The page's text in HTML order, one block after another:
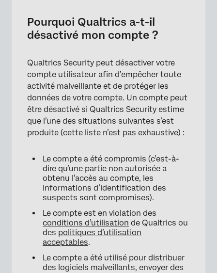
Pourquoi Qualtrics a-t-il
désactivé mon compte ?
Qualtrics Security peut désactiver votre
compte utilisateur afin d’empêcher toute
activité malveillante et de protéger les
données de votre compte. Un compte peut
être désactivé si Qualtrics Security estime
que l’une des situations suivantes s’est
produite (cette liste n’est pas exhaustive) :
Le compte a été compromis (c’est-à-
dire qu’une partie non autorisée a
obtenu l’accès au compte, les
informations d’identification des
suspects sont compromises).
Le compte est en violation des
conditions d’utilisation de Qualtrics ou
des politiques d’utilisation
acceptables.
Le compte a été utilisé pour distribuer
des logiciels malveillants, envoyer des